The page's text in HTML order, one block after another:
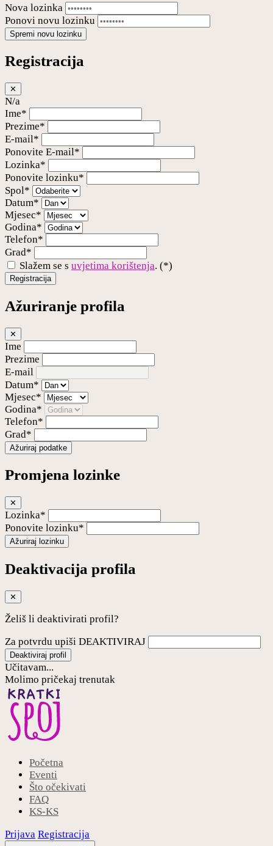
Nova lozinka
Ponovi novu lozinku
Spremi novu lozinku
Registracija
✕
N/a
Ime*
Prezime*
E-mail*
Ponovite E-mail*
Lozinka*
Ponovite lozinku*
Spol*
Datum*
Mjesec*
Godina*
Telefon*
Grad*
Slažem se s uvjetima korištenja. (*)
Registracija
Ažuriranje profila
✕
Ime
Prezime
E-mail
Datum*
Mjesec*
Godina*
Telefon*
Grad*
Ažuriraj podatke
Promjena lozinke
✕
Lozinka*
Ponovite lozinku*
Ažuriraj lozinku
Deaktivacija profila
✕
Želiš li deaktivirati profil?
Za potvrdu upiši DEAKTIVIRAJ
Deaktiviraj profil
Učitavam...
Molimo pričekaj trenutak
Početna
Eventi
Što očekivati
FAQ
KS-KS
Prijava Registracija